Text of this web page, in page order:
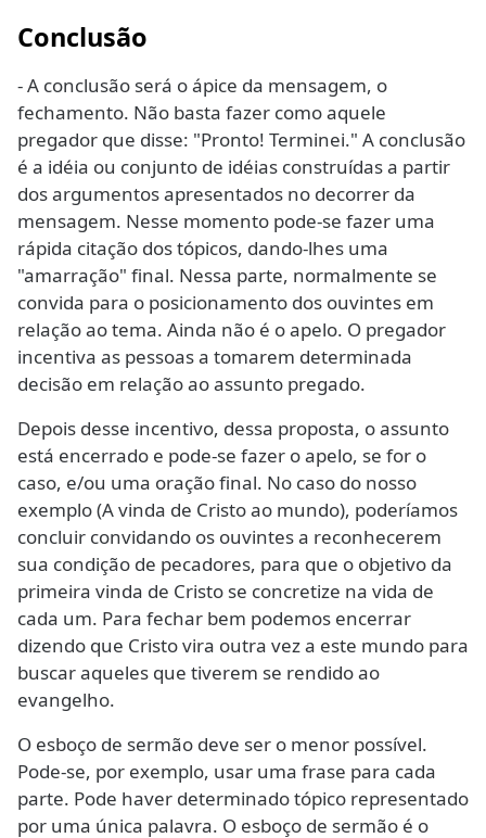
Conclusão
- A conclusão será o ápice da mensagem, o
fechamento. Não basta fazer como aquele
pregador que disse: "Pronto! Terminei." A conclusão
é a idéia ou conjunto de idéias construídas a partir
dos argumentos apresentados no decorrer da
mensagem. Nesse momento pode-se fazer uma
rápida citação dos tópicos, dando-lhes uma
"amarração" final. Nessa parte, normalmente se
convida para o posicionamento dos ouvintes em
relação ao tema. Ainda não é o apelo. O pregador
incentiva as pessoas a tomarem determinada
decisão em relação ao assunto pregado.
Depois desse incentivo, dessa proposta, o assunto
está encerrado e pode-se fazer o apelo, se for o
caso, e/ou uma oração final. No caso do nosso
exemplo (A vinda de Cristo ao mundo), poderíamos
concluir convidando os ouvintes a reconhecerem
sua condição de pecadores, para que o objetivo da
primeira vinda de Cristo se concretize na vida de
cada um. Para fechar bem podemos encerrar
dizendo que Cristo vira outra vez a este mundo para
buscar aqueles que tiverem se rendido ao
evangelho.
O esboço de sermão deve ser o menor possível.
Pode-se, por exemplo, usar uma frase para cada
parte. Pode haver determinado tópico representado
por uma única palavra. O esboço de sermão é o